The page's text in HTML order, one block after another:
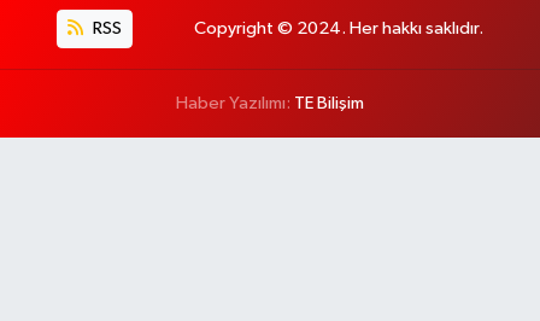
RSS Copyright © 2024. Her hakkı saklıdır.
Haber Yazılımı: TE Bilişim